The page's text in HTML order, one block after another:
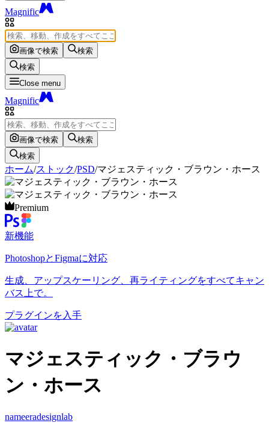
Magnific
画像で検索
検索
検索
Close menu
Magnific
画像で検索
検索
検索
ホーム/ストック/PSD/マジェスティック・ブラウン・ホース
Premium
新機能
PhotoshopとFigmaに対応
生成、アップスケーリング、再ライティングをすべてキャン
バス上で。
プラグインを入手
マジェスティック・ブラウ
ン・ホース
nameeradesignlab